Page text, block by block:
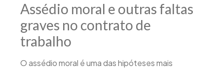
Assédio moral e outras faltas
graves no contrato de
trabalho
O assédio moral é uma das hipóteses mais